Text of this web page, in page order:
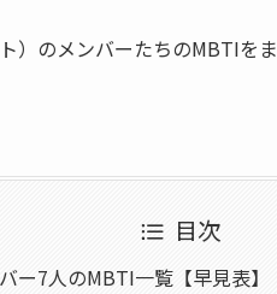
）のメンバーたちのMBTIを
目次
ー7人のMBTI一覧【早見表】